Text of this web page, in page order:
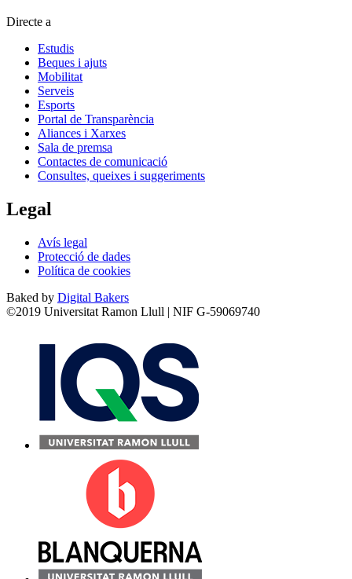
Directe a
Estudis
Beques i ajuts
Mobilitat
Serveis
Esports
Portal de Transparència
Aliances i Xarxes
Sala de premsa
Contactes de comunicació
Consultes, queixes i suggeriments
Legal
Avís legal
Protecció de dades
Política de cookies
Baked by Digital Bakers
©2019 Universitat Ramon Llull | NIF G-59069740